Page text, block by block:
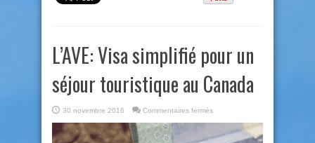
L’AVE: Visa simplifié pour un
séjour touristique au Canada
30 novembre 2016 Commentaires fermés
Visa
simplifié
pour